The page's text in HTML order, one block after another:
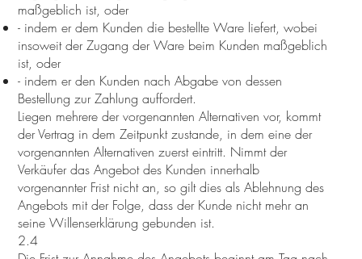
maßgeblich ist, oder
- indem er dem Kunden die bestellte Ware liefert, wobei
insoweit der Zugang der Ware beim Kunden maßgeblich
ist, oder
- indem er den Kunden nach Abgabe von dessen
Bestellung zur Zahlung auffordert.
Liegen mehrere der vorgenannten Alternativen vor, kommt
der Vertrag in dem Zeitpunkt zustande, in dem eine der
vorgenannten Alternativen zuerst eintritt. Nimmt der
Verkäufer das Angebot des Kunden innerhalb
vorgenannter Frist nicht an, so gilt dies als Ablehnung des
Angebots mit der Folge, dass der Kunde nicht mehr an
seine Willenserklärung gebunden ist.
2.4